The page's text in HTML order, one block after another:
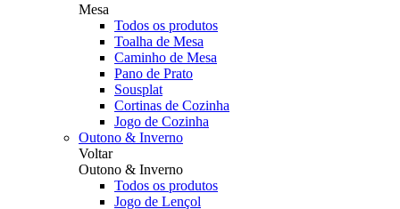
Mesa
Todos os produtos
Toalha de Mesa
Caminho de Mesa
Pano de Prato
Sousplat
Cortinas de Cozinha
Jogo de Cozinha
Outono & Inverno
Voltar
Outono & Inverno
Todos os produtos
Jogo de Lençol